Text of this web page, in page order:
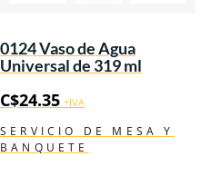
0124 Vaso de Agua
Universal de 319 ml
C$24.35 +IVA
SERVICIO DE MESA Y
BANQUETE